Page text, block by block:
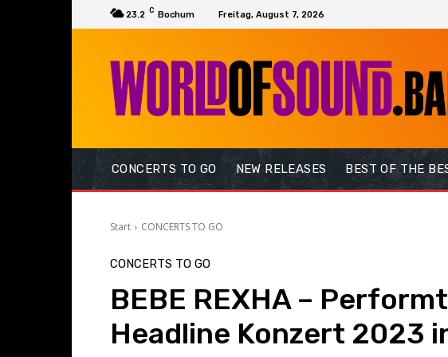
23.2 C Bochum Freitag, August 7, 2026
CONCERTS TO GO NEW RELEASES BEST OF THE
Start CONCERTS TO GO
CONCERTS TO GO
BEBE REXHA –
Headline Konzert 2023